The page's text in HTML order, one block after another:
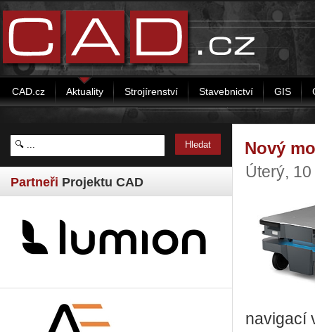
CAD.cz Aktuality Strojírenství Stavebnictví GIS
Partneři Projektu CAD
Nový
Úterý,
na­vi­ga­cí